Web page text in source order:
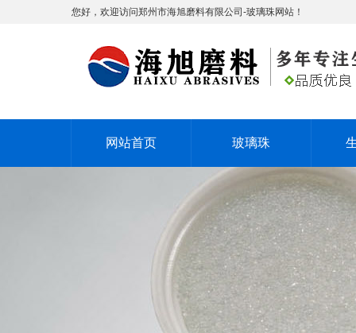
您好，欢迎访问郑州市海旭磨料有限公司-玻璃珠网站！
网站首页 玻璃珠